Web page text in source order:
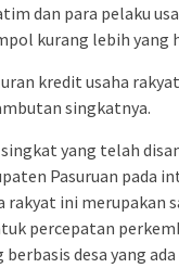
dan para pelaku
kurang lebih yang
kredit usaha
singkatnya.
yang telah
Pasuruan pada
rakyat ini merupakan
percepatan
desa yang